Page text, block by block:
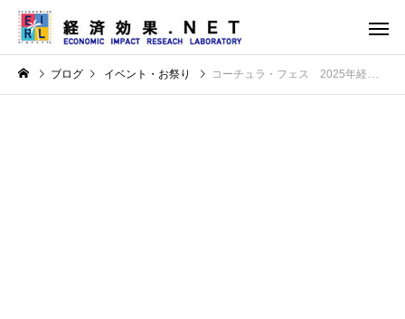
ブログ イベント・お祭り コーチュラ・フェス 2025年経済効果 約1000億円